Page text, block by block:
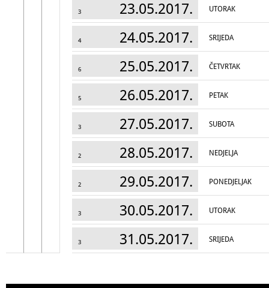
3 23.05.2017. UTORAK
4 24.05.2017. SRIJEDA
6 25.05.2017. ČETVRTAK
5 26.05.2017. PETAK
3 27.05.2017. SUBOTA
2 28.05.2017. NEDJELJA
2 29.05.2017. PONEDJELJAK
3 30.05.2017. UTORAK
3 31.05.2017. SRIJEDA